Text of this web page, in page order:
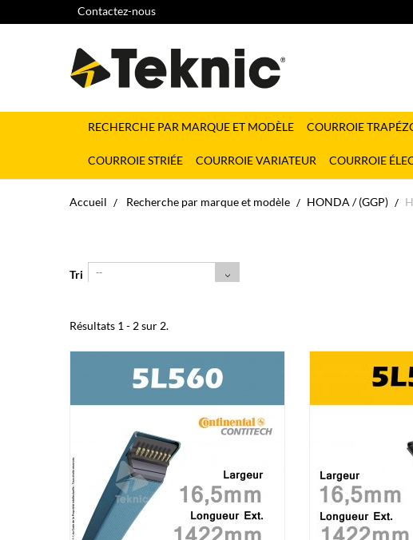
Contactez-nous
RECHERCHE PAR MARQUE ET MODÈLE COURROIE
COURROIE STRIÉE COURROIE VARIATEUR COURROIE
Accueil Recherche par marque et modèle HONDA / (GGP)
Tri --
Résultats 1 - 2 sur 2.